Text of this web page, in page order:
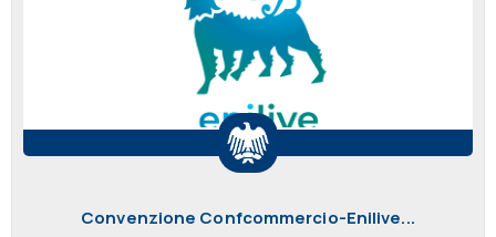
Convenzione Confcommercio-Enilive...